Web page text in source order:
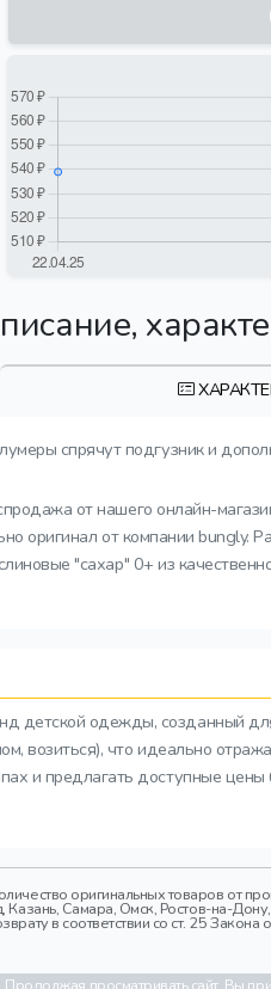
спрячут подгузник и
от нашего онлайн-
оригинал от компании
"сахар" 0+ из
детской одежды, созданный
возиться), что идеально
и предлагать доступные
оригинальных товаров от
Самара, Омск, Ростов-на-
в соответствии со ст. 25 Закона
просматривать сайт, Вы